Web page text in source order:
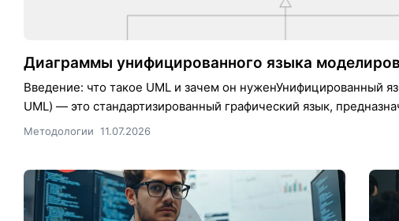
Диаграммы унифицированного языка
Введение: что такое UML и зачем он нуженУнифицированный
UML) — это стандартизированный графический язык,
Методологии 11.07.2026